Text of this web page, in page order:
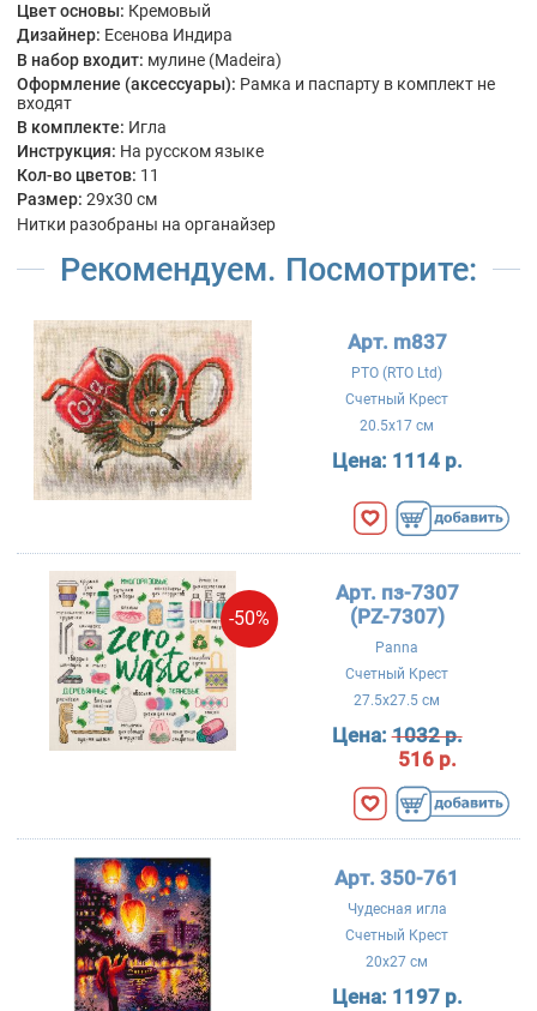
Цвет основы: Кремовый
Дизайнер: Есенова Индира
В набор входит: мулине (Madeira)
Оформление (аксессуары): Рамка и паспарту в комплект не
входят
В комплекте: Игла
Инструкция: На русском языке
Кол-во цветов: 11
Размер: 29x30 см
Нитки разобраны на органайзер
Рекомендуем. Посмотрите:
Арт. m837
РТО (RTO Ltd)
Счетный Крест
20.5x17 см
Цена: 1114 р.
-50%
Арт. пз-7307
(PZ-7307)
Panna
Счетный Крест
27.5x27.5 см
Цена:1032 р.
516 р.
Арт. 350-761
Чудесная игла
Счетный Крест
20x27 см
Цена: 1197 р.